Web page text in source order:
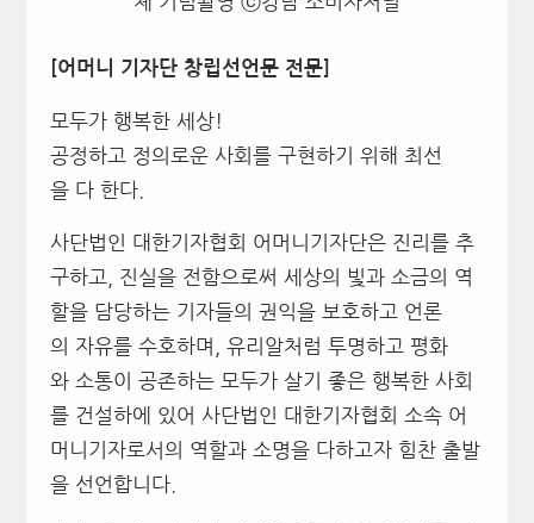
[어머니 기자단 창립선언문 전문]
모두가 행복한 세상!
공정하고 정의로운 사회를 구현하기 위해 최선
을 다 한다.
사단법인 대한기자협회 어머니기자단은 진리를 추
구하고, 진실을 전함으로써 세상의 빛과 소금의 역
할을 담당하는 기자들의 권익을 보호하고 언론
의 자유를 수호하며, 유리알처럼 투명하고 평화
와 소통이 공존하는 모두가 살기 좋은 행복한 사회
를 건설하에 있어 사단법인 대한기자협회 소속 어
머니기자로서의 역할과 소명을 다하고자 힘찬 출발
을 선언합니다.